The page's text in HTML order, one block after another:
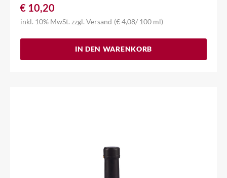
€ 10,20
inkl. 10% MwSt. (€4,08/ 100 ml)
zzgl.Versand
IN DEN WARENKORB